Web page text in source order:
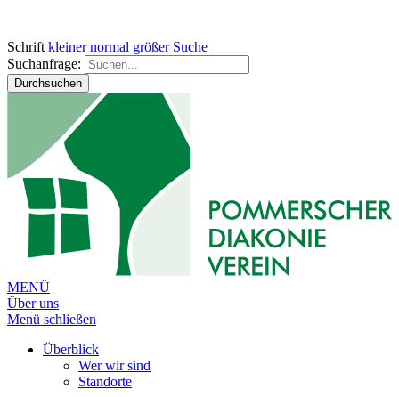
Schrift kleiner normal größer Suche
Suchanfrage:
Durchsuchen
MENÜ
Über uns
Menü schließen
Überblick
Wer wir sind
Standorte